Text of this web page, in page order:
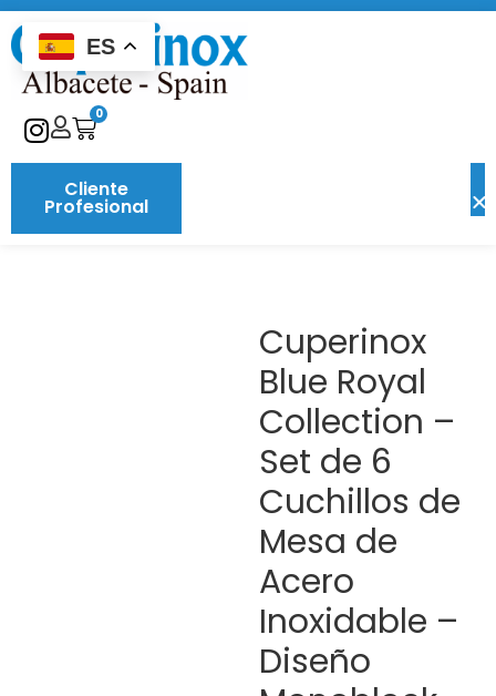
Cliente
Profesional
0
Cuperinox
Blue Royal
Collection –
Set de 6
Cuchillos de
Mesa de
Acero
Inoxidable –
Diseño
ES